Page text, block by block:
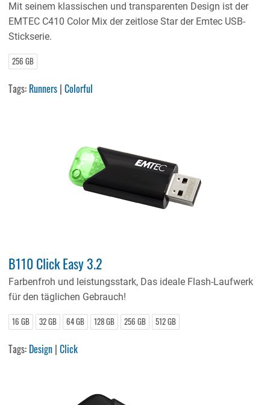
Mit seinem klassischen und transparenten Design ist der
EMTEC C410 Color Mix der zeitlose Star der Emtec USB-
Stickserie.
256 GB
Tags: Runners |Colorful
B110 Click Easy 3.2
Farbenfroh und leistungsstark, Das ideale Flash-Laufwerk
für den täglichen Gebrauch!
16 GB 32 GB 64 GB 128 GB 256 GB 512 GB
Tags: Design |Click